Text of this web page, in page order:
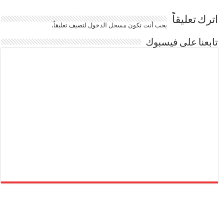
اترك تعليقاً يجب أنت تكون مسجل الدخوللتضيف تعليقاً.
تابعنا على فيسبوك